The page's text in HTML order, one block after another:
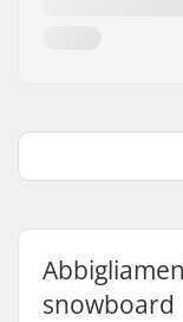
snowboard